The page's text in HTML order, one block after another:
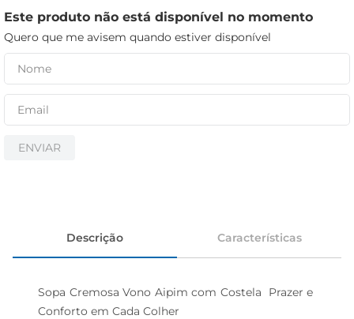
Este produto não está disponível no momento
Quero que me avisem quando estiver disponível
ENVIAR
Descrição Características
Sopa Cremosa Vono Aipim com Costela  Prazer e
Conforto em Cada Colher
iogurte
papel higiênico
cerveja